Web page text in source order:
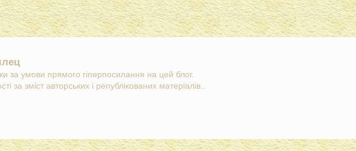
за умови прямого гіперпосилання на цей блог.
за зміст авторських і републікованих матеріалів..